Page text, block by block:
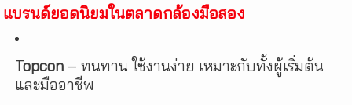
แบรนด์ยอดนิยมในตลาดกล้องมือสอง
Topcon – ทนทาน ใช้งานง่าย เหมาะกับทั้งผู้เริ่มต้น
และมืออาชีพ